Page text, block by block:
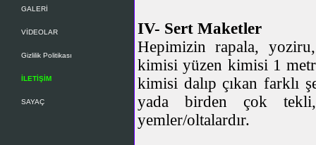
GALERİ
VİDEOLAR
Gizlilik Politikası
İLETİŞİM
SAYAÇ
IV- Sert Maketler
Hepimizin rapala, yoziru,
kimisi yüzen kimisi 1
kimisi dalıp çıkan farklı
yada birden çok
yemler/oltalardır.